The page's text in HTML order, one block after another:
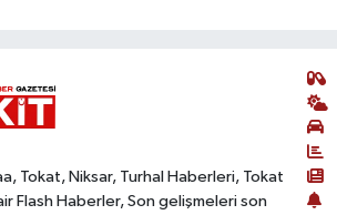
Tokat, Niksar, Turhal Haberleri, Tokat
Flash Haberler, Son gelişmeleri son